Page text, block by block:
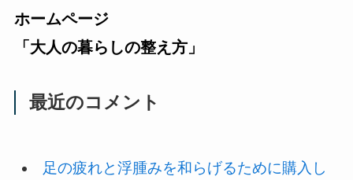
ホームページ
「大人の暮らしの整え方」
最近のコメント
足の疲れと浮腫みを和らげるために購入し